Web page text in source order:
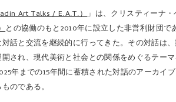
Art Talks / E.A.T.）」は、クリスティーナ
との協働のもと2010年に設立した非営利財団
話と交流を継続的に行ってきた。その対話は
され、現代美術と社会との関係をめぐるテー
年までの15年間に蓄積された対話のアーカイ
のである。